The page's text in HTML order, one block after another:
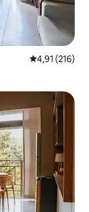
Gemiddelde
4,91 (216)